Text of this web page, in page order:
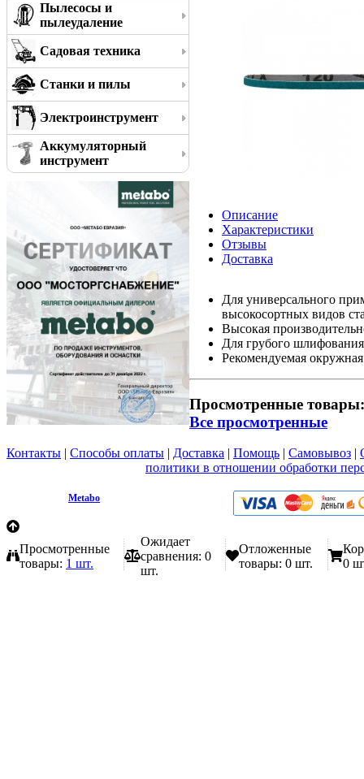
Пылесосы и
пылеудаление
Садовая техника
Станки и пилы
Электроинструмент
Аккумуляторный
инструмент
Описание
Характеристики
Отзывы
Доставка
Для универсального
высокосортных видов
Высокая
Для грубого
Рекомендуемая
Просмотренные товары:
Все просмотренные
Контакты | Способы оплаты | Доставка | Помощь | Самовывоз |
политики в отношении обработки
Metabo
Просмотренные
товары: 1 шт.
Ожидает
сравнения: 0
шт.
Отложенные
товары: 0 шт.
0